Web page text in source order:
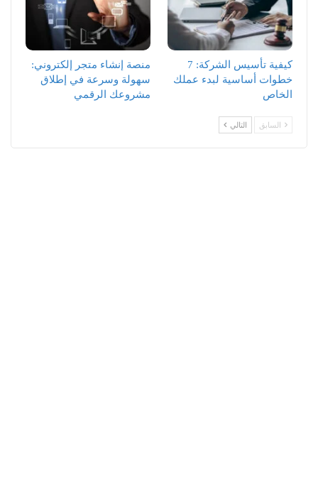
كيفية تأسيس الشركة: 7
خطوات أساسية لبدء عملك
الخاص
منصة إنشاء متجر إلكتروني:
سهولة وسرعة في إطلاق
مشروعك الرقمي
السابق التالي